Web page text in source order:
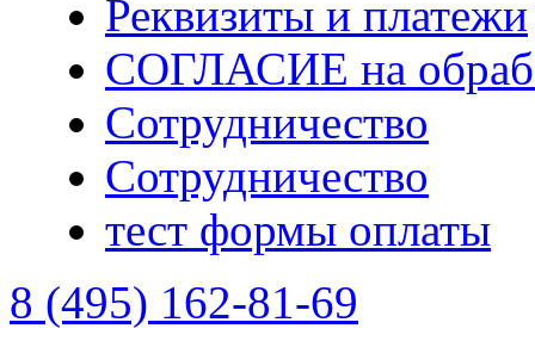
Реквизиты и платежи
СОГЛАСИЕ на
Сотрудничество
Сотрудничество
тест формы оплаты
8 (495) 162-81-69